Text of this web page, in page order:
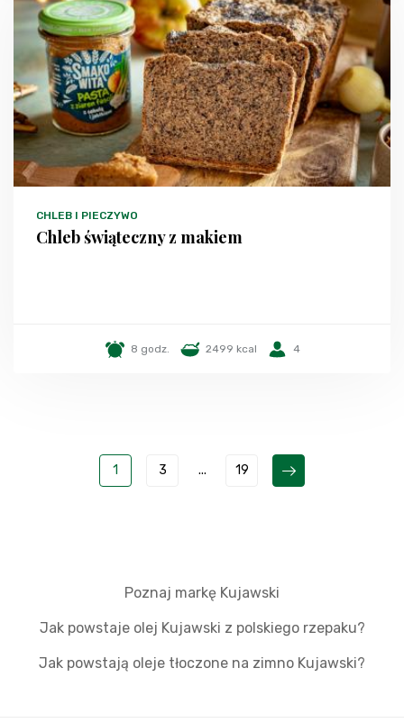
CHLEB I PIECZYWO
Chleb świąteczny z makiem
8 godz. 2499 kcal 4
1 3 ... 19
Poznaj markę Kujawski
Jak powstaje olej Kujawski z polskiego rzepaku?
Jak powstają oleje tłoczone na zimno Kujawski?